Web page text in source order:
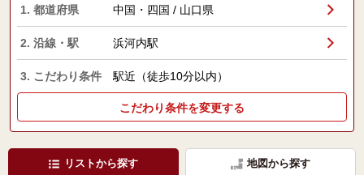
1. 都道府県 中国・四国 / 山口県
2. 沿線・駅 浜河内駅
3. こだわり条件 駅近（徒歩10分以内）
こだわり条件を変更する
リストから探す 地図から探す